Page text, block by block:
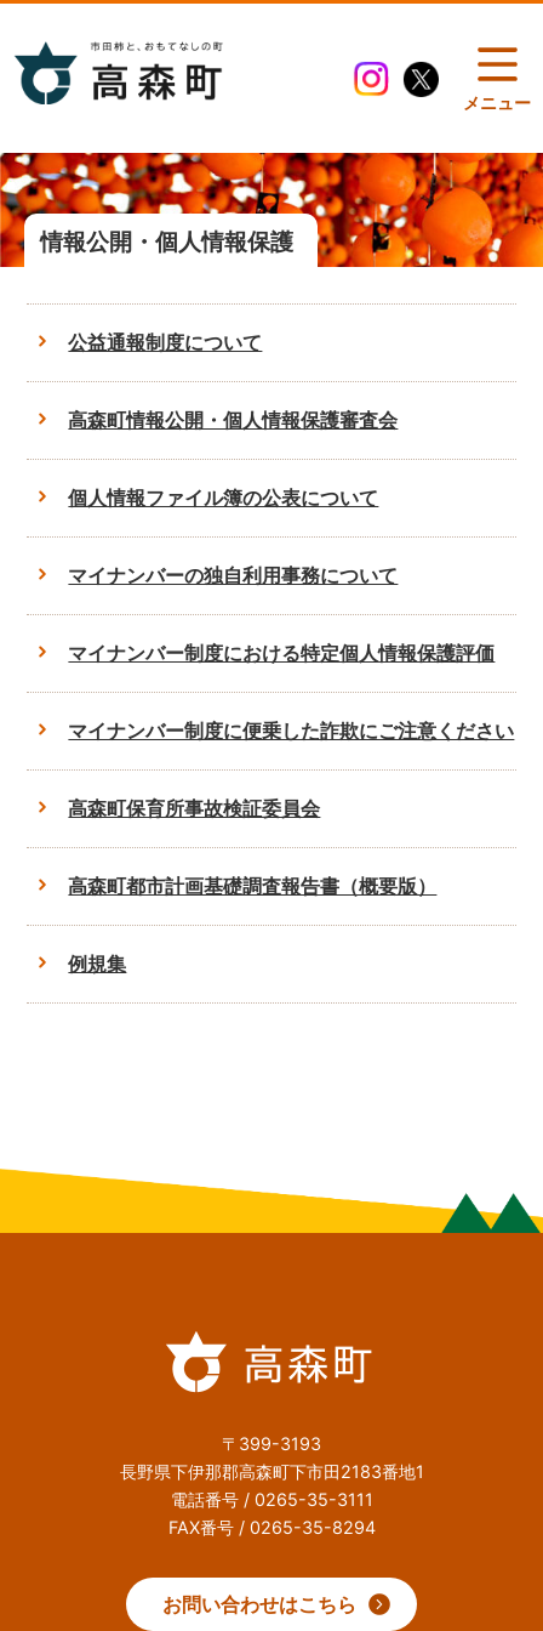
メニュー
情報公開・個人情報保護
公益通報制度について
高森町情報公開・個人情報保護審査会
個人情報ファイル簿の公表について
マイナンバーの独自利用事務について
マイナンバー制度における特定個人情報保護評価
マイナンバー制度に便乗した詐欺にご注意ください
高森町保育所事故検証委員会
高森町都市計画基礎調査報告書（概要版）
例規集
〒399-3193
長野県下伊那郡高森町下市田2183番地1
電話番号 / 0265-35-3111
FAX番号 / 0265-35-8294
お問い合わせはこちら